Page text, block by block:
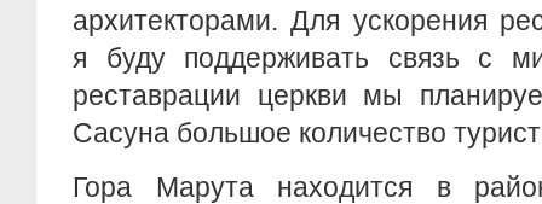
архитекторами. Для ускорения
я буду поддерживать связь с
реставрации церкви мы
Сасуна большое количество
Гора Марута находится в